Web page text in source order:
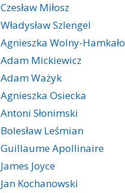
Czesław Miłosz
Władysław Szlengel
Agnieszka Wolny-Hamkało
Adam Mickiewicz
Adam Ważyk
Agnieszka Osiecka
Antoni Słonimski
Bolesław Leśmian
Guillaume Apollinaire
James Joyce
Jan Kochanowski